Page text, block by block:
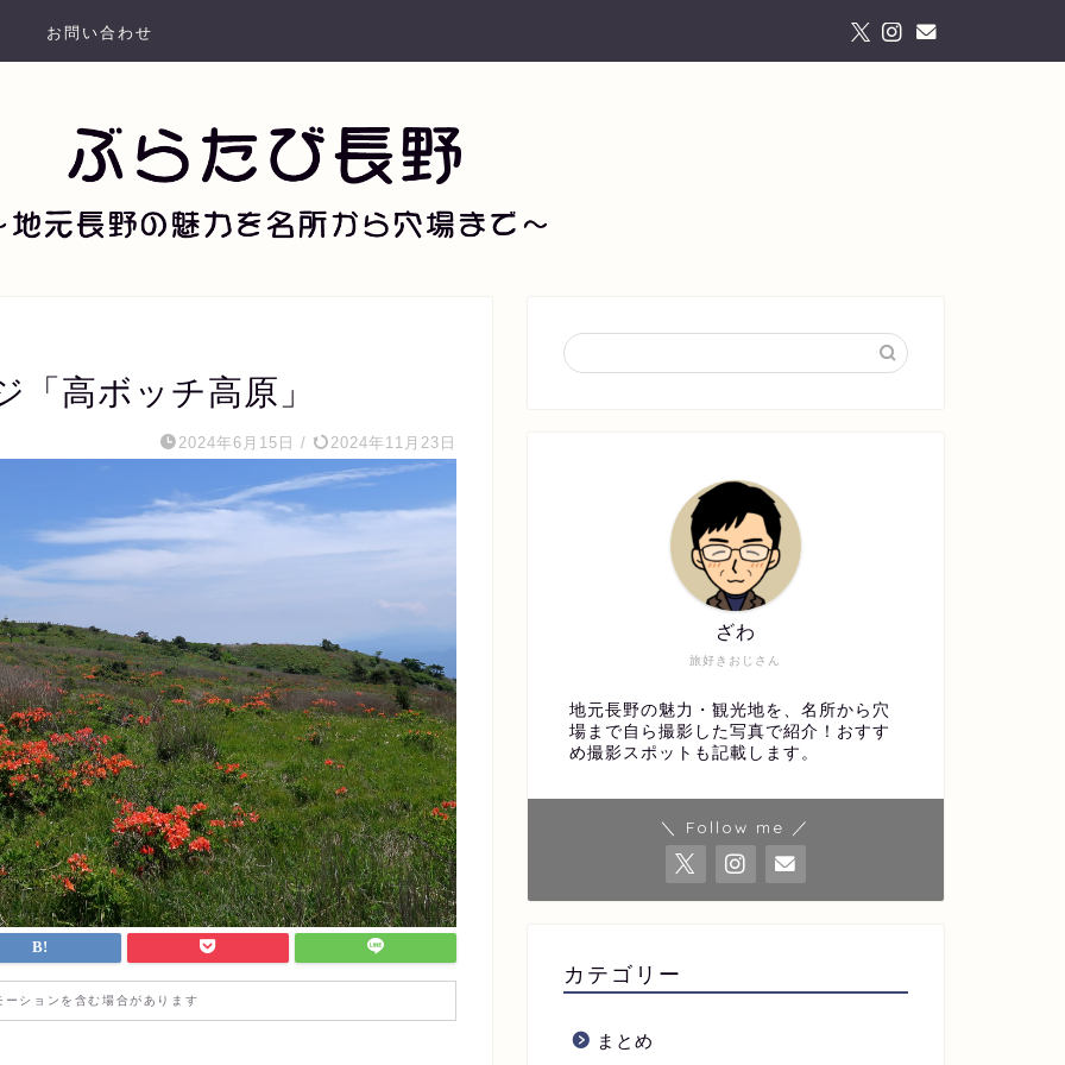
お問い合わせ
高ボッチ高原」
2024年6月15日 / 2024年11月23日
ーションを含む場合があります
旅好きおじさん
ざわ
地元長野の魅力・観光地を、名所から穴
場まで自ら撮影した写真で紹介！おすす
め撮影スポットも記載します。
＼ Follow me ／
カテゴリー
まとめ